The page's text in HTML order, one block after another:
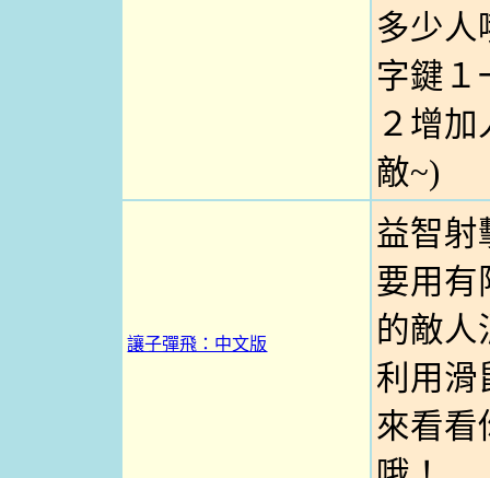
多少人
字鍵１
２增
敵~)
讓子彈飛：中文版
益智射
要用有
的敵人
利用滑
來看看